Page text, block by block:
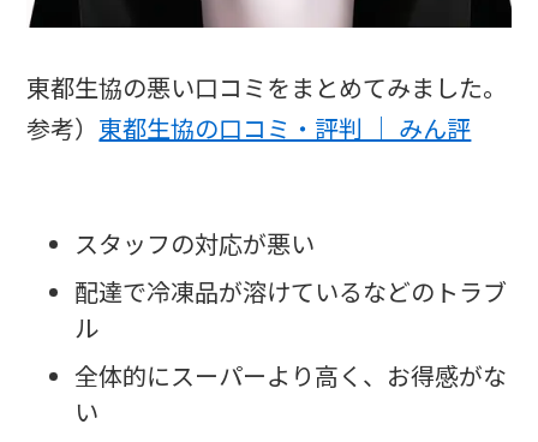
東都生協の悪い口コミをまとめてみました。
参考）東都生協の口コミ・評判 ｜ みん評
スタッフの対応が悪い
配達で冷凍品が溶けているなどのトラブ
ル
全体的にスーパーより高く、お得感がな
い